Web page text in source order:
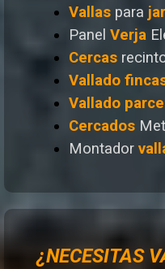
Vallas para
Panel Verja
Cercas
Vallado
Vallado
Cercados
Montador
¿NECESITAS